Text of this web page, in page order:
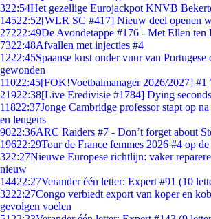
322:54Het gezellige Eurojackpot KNVB
14522:52[WLR SC #417] Nieuw deel openen
27222:49De Avondetappe #176 - Met Ellen ten
7322:48Afvallen met injecties #4
1222:45Spaanse kust onder vuur van Portugese
gewonden
11022:45[FOK!Voetbalmanager 2026/2027] #1
21922:38[Live Eredivisie #1784] Dying
11822:37Jonge Cambridge professor stapt op
en leugens
9022:36ARC Raiders #7 - Don’t forget about
19622:29Tour de France femmes 2026 #4 op
322:27Nieuwe Europese richtlijn: vaker
nieuw
14422:27Verander één letter: Expert #91 (10
3222:27Congo verbiedt export van koper en
gevolgen voelen